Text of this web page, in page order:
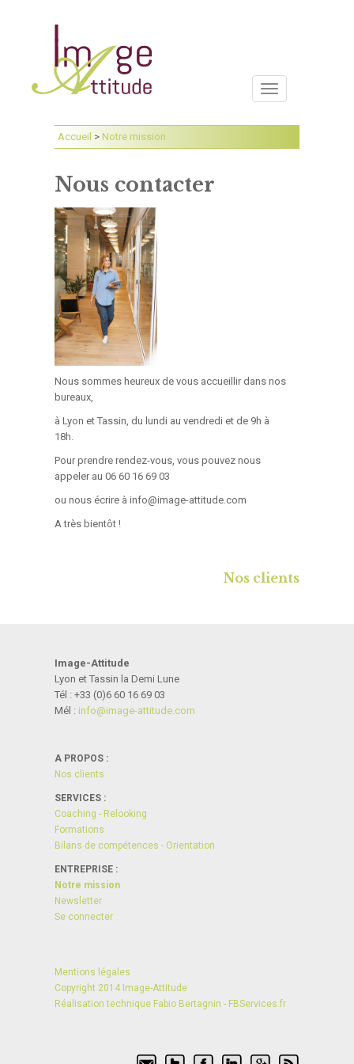
Toggle
navigation
Accueil > Notre mission
Nous contacter
Nous sommes heureux de vous accueillir dans nos
bureaux,
à Lyon et Tassin, du lundi au vendredi et de 9h à
18h.
Pour prendre rendez-vous, vous pouvez nous
appeler au 06 60 16 69 03
ou nous écrire à info@image-attitude.com
A très bientôt !
Nos clients
Image-Attitude
Lyon et Tassin la Demi Lune
Tél : +33 (0)6 60 16 69 03
Mél : info@i­mage-atti­tude.com
A PROPOS :
Nos clients
SERVICES :
Coaching - Relooking
Formations
Bilans de compétences - Orientation
ENTREPRISE :
Notre mission
Newsletter
Se connecter
Mentions légales
Copyright 2014 Image-Attitude
Réalisation technique Fabio Bertagnin - FBServices.fr